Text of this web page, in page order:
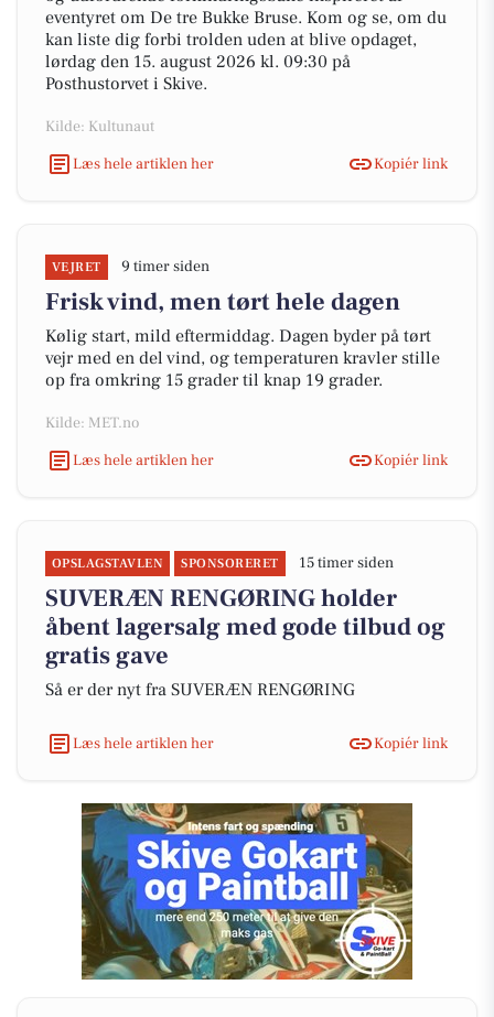
eventyret om De tre Bukke Bruse. Kom og se, om du
kan liste dig forbi trolden uden at blive opdaget,
lørdag den 15. august 2026 kl. 09:30 på
Posthustorvet i Skive.
Kilde: Kultunaut
Læs hele artiklen her
Kopiér link
VEJRET 9 timer siden
Frisk vind, men tørt hele dagen
Kølig start, mild eftermiddag. Dagen byder på tørt
vejr med en del vind, og temperaturen kravler stille
op fra omkring 15 grader til knap 19 grader.
Kilde: MET.no
Læs hele artiklen her
Kopiér link
OPSLAGSTAVLEN SPONSORERET 15 timer siden
SUVERÆN RENGØRING holder
åbent lagersalg med gode tilbud og
gratis gave
Så er der nyt fra SUVERÆN RENGØRING
Læs hele artiklen her Kopiér link